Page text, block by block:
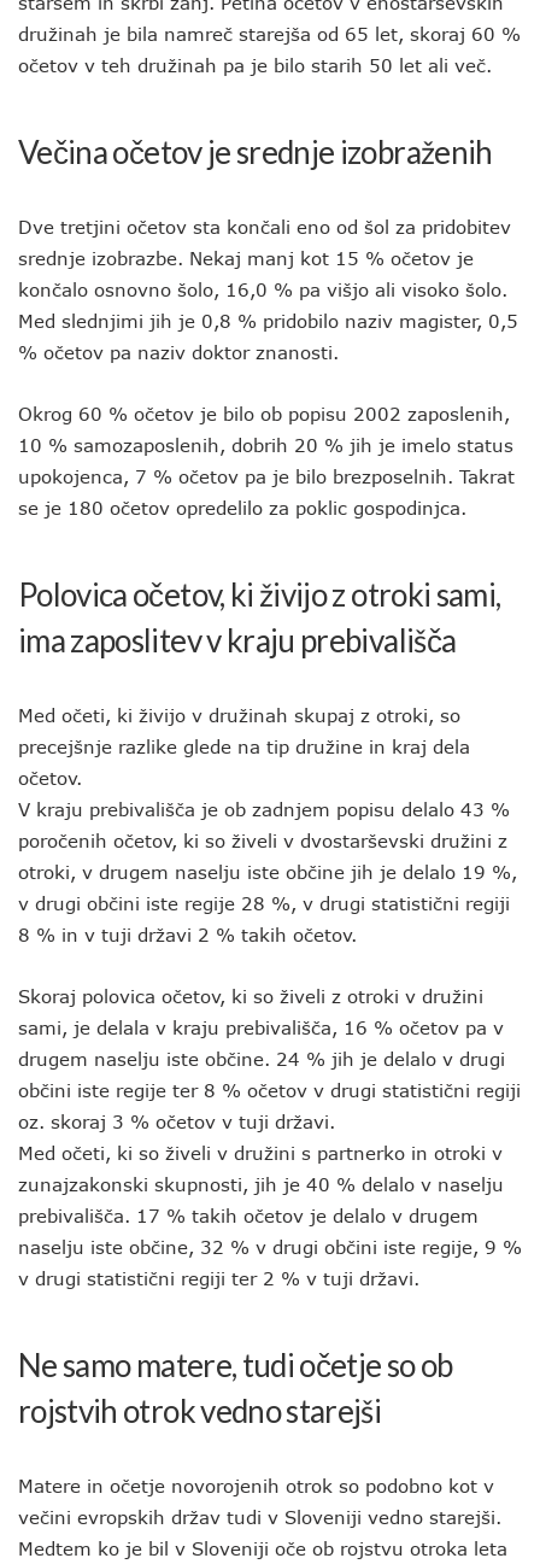
družinah je bila namreč starejša od 65 let, skoraj 60 %
očetov v teh družinah pa je bilo starih 50 let ali več.
Večina očetov je srednje izobraženih
Dve tretjini očetov sta končali eno od šol za pridobitev
srednje izobrazbe. Nekaj manj kot 15 % očetov je
končalo osnovno šolo, 16,0 % pa višjo ali visoko šolo.
Med slednjimi jih je 0,8 % pridobilo naziv magister, 0,5
% očetov pa naziv doktor znanosti.
Okrog 60 % očetov je bilo ob popisu 2002 zaposlenih,
10 % samozaposlenih, dobrih 20 % jih je imelo status
upokojenca, 7 % očetov pa je bilo brezposelnih. Takrat
se je 180 očetov opredelilo za poklic gospodinjca.
Polovica očetov, ki živijo z otroki sami,
ima zaposlitev v kraju prebivališča
Med očeti, ki živijo v družinah skupaj z otroki, so
precejšnje razlike glede na tip družine in kraj dela
očetov.
V kraju prebivališča je ob zadnjem popisu delalo 43 %
poročenih očetov, ki so živeli v dvostarševski družini z
otroki, v drugem naselju iste občine jih je delalo 19 %,
v drugi občini iste regije 28 %, v drugi statistični regiji
8 % in v tuji državi 2 % takih očetov.
Skoraj polovica očetov, ki so živeli z otroki v družini
sami, je delala v kraju prebivališča, 16 % očetov pa v
drugem naselju iste občine. 24 % jih je delalo v drugi
občini iste regije ter 8 % očetov v drugi statistični regiji
oz. skoraj 3 % očetov v tuji državi.
Med očeti, ki so živeli v družini s partnerko in otroki v
zunajzakonski skupnosti, jih je 40 % delalo v naselju
prebivališča. 17 % takih očetov je delalo v drugem
naselju iste občine, 32 % v drugi občini iste regije, 9 %
v drugi statistični regiji ter 2 % v tuji državi.
Ne samo matere, tudi očetje so ob
rojstvih otrok vedno starejši
Matere in očetje novorojenih otrok so podobno kot v
večini evropskih držav tudi v Sloveniji vedno starejši.
Medtem ko je bil v Sloveniji oče ob rojstvu otroka leta